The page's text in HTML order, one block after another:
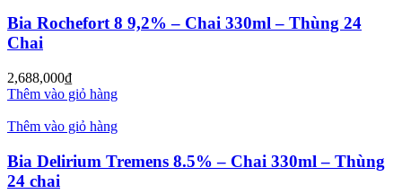
Bia Rochefort 8 9,2% – Chai 330ml – Thùng 24
Chai
2,688,000₫
Thêm vào giỏ hàng
Thêm vào giỏ hàng
Bia Delirium Tremens 8.5% – Chai 330ml – Thùng
24 chai